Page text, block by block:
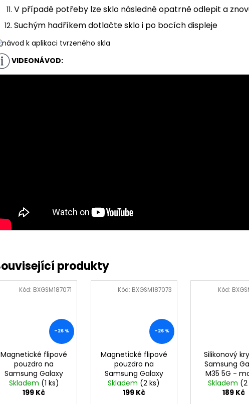
V případě potřeby lze sklo následně opatrně odlepit a
Suchým hadříkem dotlačte sklo i po bocích displeje
VIDEONÁVOD:
–26 %
Magnetické flipové
pouzdro na
Samsung Galaxy
M35 5G - červené
Skladem (1 ks)
199 Kč
Kód: BXGSM187071
–26 %
Magnetické flipové
pouzdro na
Samsung Galaxy
M35 5G - modré
Skladem (2 ks)
199 Kč
Kód: BXGSM187073
Silikonový
Samsung
M35 5G -
Skladem (2
189 Kč
Kód: